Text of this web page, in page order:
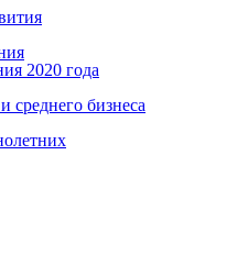
2020 года
среднего бизнеса